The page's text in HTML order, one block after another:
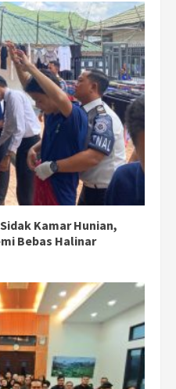
Kamar Hunian,
Bebas Halinar